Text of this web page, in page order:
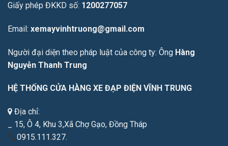
Giấy phép ĐKKD số: 1200277057
Email: xemayvinhtruong@gmail.com
Người đại diện theo pháp luật của công ty: Ông Hàng
Nguyễn Thanh Trung
HỆ THỐNG CỬA HÀNG XE ĐẠP ĐIỆN VĨNH TRUNG
Địa chỉ:
_ 15, Ô 4, Khu 3,Xã Chợ Gạo, Đồng Tháp
0915.111.327.